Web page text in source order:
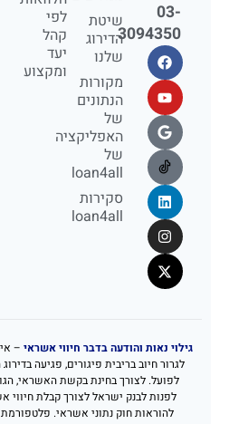
03-
3094350
שיטת
הדירוג
שלנו
מקורות
הנתונים
של
האפליקציה
של
loan4all
סקירות
loan4all
לפי
קהל
יעד
ומקצוע
גילוי נאות והודעה בדבר חיווי אשראי –
לגרור חיוב בריבית פיגורים, פגיעה
לפועל. לצורך בחינת בקשת האשראי,
לפנות לבנק ישראל לצורך קבלת חיווי